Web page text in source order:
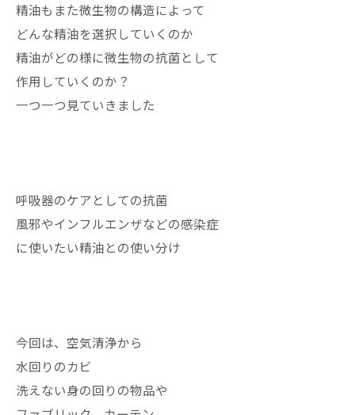
精油もまた微生物の構造によって
どんな精油を選択していくのか
精油がどの様に微生物の抗菌として
作用していくのか？
一つ一つ見ていきました
呼吸器のケアとしての抗菌
風邪やインフルエンザなどの感染症
に使いたい精油との使い分け
今回は、空気清浄から
水回りのカビ
洗えない身の回りの物品や